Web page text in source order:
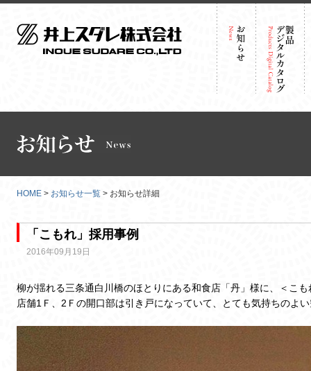
HOME > お知らせ一覧 > お知らせ詳細
「こもれ」採用事例
2016年09月19日
柳が揺れる三条通白川橋のほとりにある和食店「丹」様に、＜こ
店舗1Ｆ、2Ｆの開口部は引き戸になっていて、とても気持ちのよ